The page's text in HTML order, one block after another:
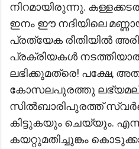
നിറമായിരുന്നു.
ഇനം ഈ നദിയിലെ
പ്രത്യേക രീതിയിൽ
പ്രക്രിയകൾ
ലഭിക്കുമത്രെ! പക്ഷേ,
കോസലപുരത്തു
സിൽബാരിപുരത്ത്
കിട്ടുകയും ചെയ്യും.
കയറ്റുമതിച്ചുങ്കം